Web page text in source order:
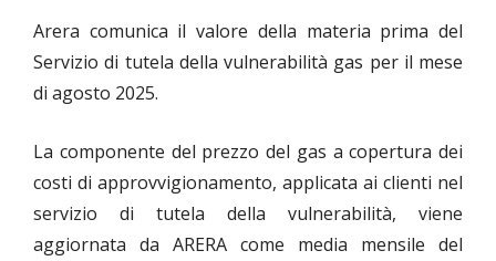
Arera comunica il valore della materia prima del
Servizio di tutela della vulnerabilità gas per il mese
di agosto 2025.
La componente del prezzo del gas a copertura dei
costi di approvvigionamento, applicata ai clienti nel
servizio di tutela della vulnerabilità, viene
aggiornata da ARERA come media mensile del